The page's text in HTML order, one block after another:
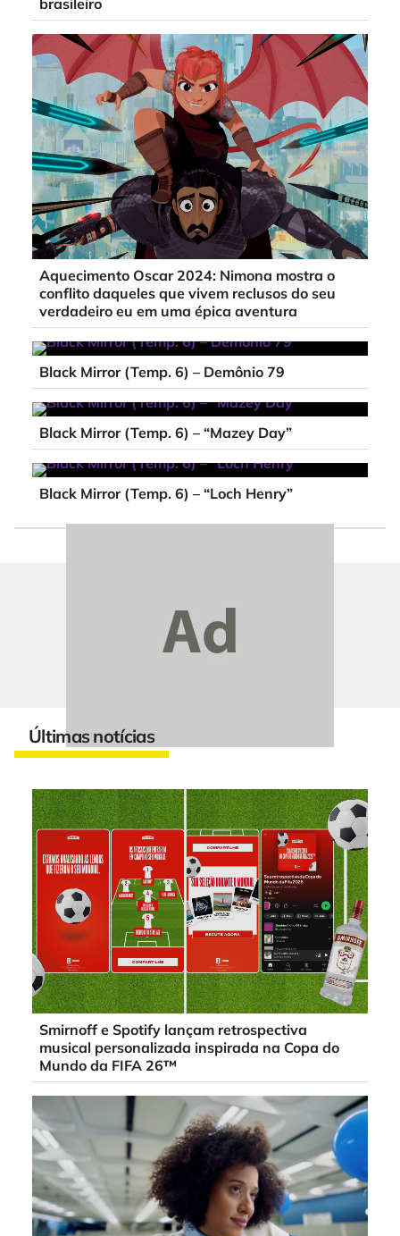
brasileiro
Aquecimento Oscar 2024: Nimona mostra o
conflito daqueles que vivem reclusos do seu
verdadeiro eu em uma épica aventura
Black Mirror (Temp. 6) – Demônio 79
Black Mirror (Temp. 6) – “Mazey Day”
Black Mirror (Temp. 6) – “Loch Henry”
Últimas notícias
Smirnoff e Spotify lançam retrospectiva
musical personalizada inspirada na Copa do
Mundo da FIFA 26™